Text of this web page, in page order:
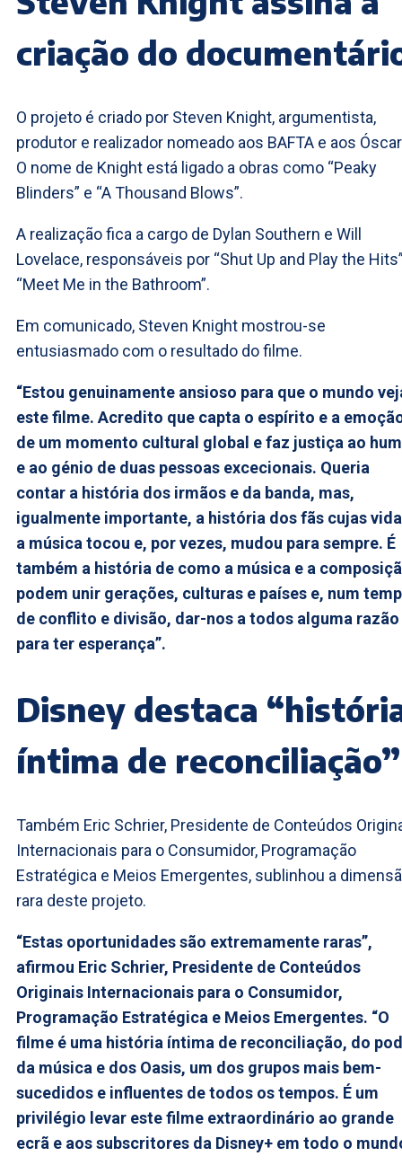
criação do
O projeto é criado por Steven Knight, argumentista,
produtor e realizador nomeado aos BAFTA e aos
O nome de Knight está ligado a obras como “Peaky
Blinders” e “A Thousand Blows”.
A realização fica a cargo de Dylan Southern e Will
Lovelace, responsáveis por “Shut Up and Play the
“Meet Me in the Bathroom”.
Em comunicado, Steven Knight mostrou-se
entusiasmado com o resultado do filme.
“Estou genuinamente ansioso para que o mundo
este filme. Acredito que capta o espírito e a
de um momento cultural global e faz justiça ao
e ao génio de duas pessoas excecionais. Queria
contar a história dos irmãos e da banda, mas,
igualmente importante, a história dos fãs cujas
a música tocou e, por vezes, mudou para sempre. É
também a história de como a música e a
podem unir gerações, culturas e países e, num
de conflito e divisão, dar-nos a todos alguma razão
para ter esperança”.
Disney destaca
íntima de reconciliação”
Também Eric Schrier, Presidente de Conteúdos
Internacionais para o Consumidor, Programação
Estratégica e Meios Emergentes, sublinhou a
rara deste projeto.
“Estas oportunidades são extremamente raras”,
afirmou Eric Schrier, Presidente de Conteúdos
Originais Internacionais para o Consumidor,
Programação Estratégica e Meios Emergentes. “O
filme é uma história íntima de reconciliação, do
da música e dos Oasis, um dos grupos mais bem-
sucedidos e influentes de todos os tempos. É um
privilégio levar este filme extraordinário ao grande
ecrã e aos subscritores da Disney+ em todo o